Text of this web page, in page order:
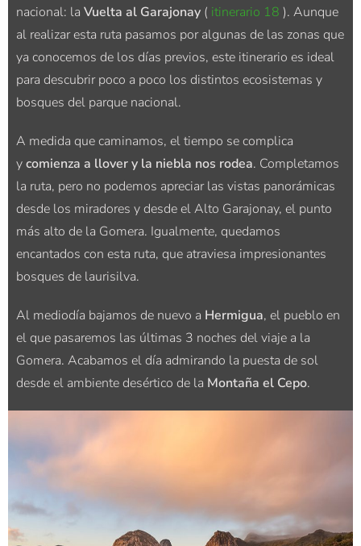
nacional: la Vuelta al Garajonay ( itinerario 18 ). Aunque
al realizar esta ruta pasamos por algunas de las zonas que
ya conocemos de los días previos, este itinerario es ideal
para descubrir poco a poco los distintos ecosistemas y
bosques del parque nacional.
A medida que caminamos, el tiempo se complica
ycomienza a llover y la niebla nos rodea. Completamos
la ruta, pero no podemos apreciar las vistas panorámicas
desde los miradores y desde el Alto Garajonay, el punto
más alto de la Gomera. Igualmente, quedamos
encantados con esta ruta, que atraviesa impresionantes
bosques de laurisilva.
Al mediodía bajamos de nuevo a Hermigua, el pueblo en
el que pasaremos las últimas 3 noches del viaje a la
Gomera. Acabamos el día admirando la puesta de sol
desde el ambiente desértico de la Montaña el Cepo.